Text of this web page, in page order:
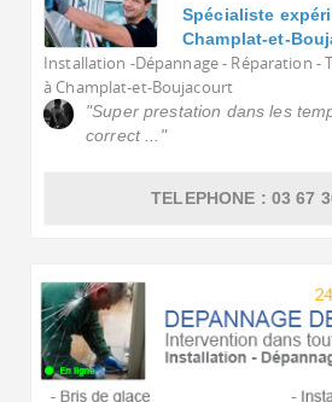
Spécialiste
Champlat-et-
Installation -Dépannage - Réparation -
à Champlat-et-Boujacourt
"Super prestation dans les
correct ..."
TELEPHONE : 03 67